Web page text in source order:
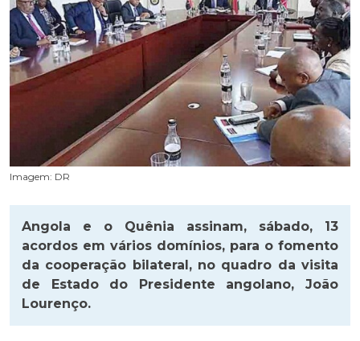
Imagem: DR
Angola e o Quênia assinam, sábado, 13
acordos em vários domínios, para o fomento
da cooperação bilateral, no quadro da visita
de Estado do Presidente angolano, João
Lourenço.